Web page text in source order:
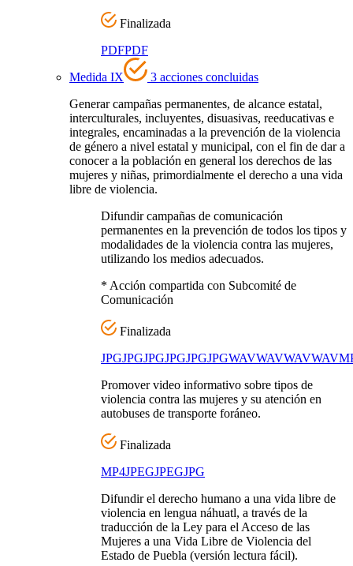
Finalizada
PDFPDF
Medida IX
3 acciones concluidas
Generar campañas permanentes, de alcance estatal,
interculturales, incluyentes, disuasivas, reeducativas e
integrales, encaminadas a la prevención de la violencia
de género a nivel estatal y municipal, con el fin de dar a
conocer a la población en general los derechos de las
mujeres y niñas, primordialmente el derecho a una vida
libre de violencia.
Difundir campañas de comunicación
permanentes en la prevención de todos los tipos y
modalidades de la violencia contra las mujeres,
utilizando los medios adecuados.
* Acción compartida con Subcomité de
Comunicación
Finalizada
JPGJPGJPGJPGJPGJPGWAVWAVWAVWAV
Promover video informativo sobre tipos de
violencia contra las mujeres y su atención en
autobuses de transporte foráneo.
Finalizada
MP4JPEGJPEGJPG
Difundir el derecho humano a una vida libre de
violencia en lengua náhuatl, a través de la
traducción de la Ley para el Acceso de las
Mujeres a una Vida Libre de Violencia del
Estado de Puebla (versión lectura fácil).